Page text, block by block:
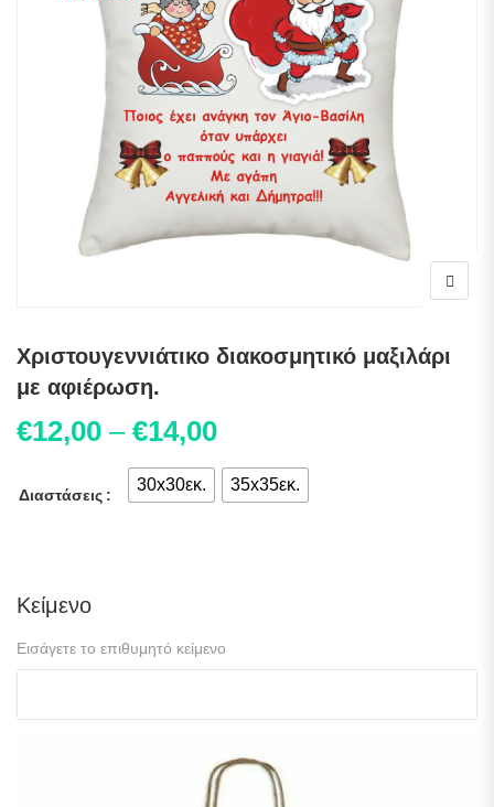
Χριστουγεννιάτικο διακοσμητικό μαξιλάρι
με αφιέρωση.
€12,00 – €14,00Price range: €12,00
Διαστάσεις
30x30εκ. 35x35εκ.
Κείμενο
Εισάγετε το επιθυμητό κείμενο